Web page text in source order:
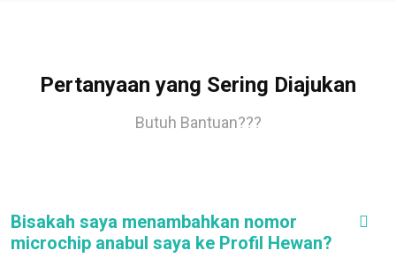
Pertanyaan yang Sering Diajukan
Butuh Bantuan???
Bisakah saya menambahkan nomor
microchip anabul saya ke Profil Hewan?